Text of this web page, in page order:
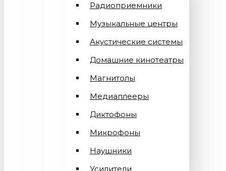
Радиоприемники
Музыкальные центры
Акустические системы
Домашние кинотеатры
Магнитолы
Медиаплееры
Диктофоны
Микрофоны
Наушники
Усилители